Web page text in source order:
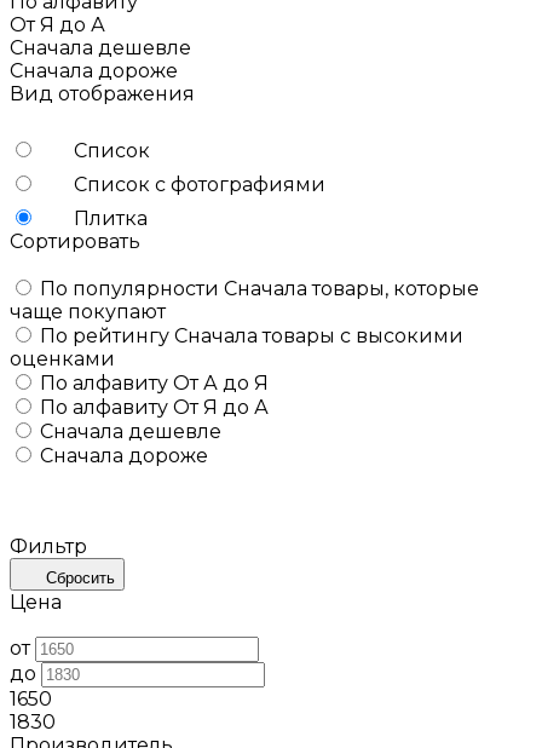
От Я до А
Сначала дешевле
Сначала дороже
Вид отображения
Список
Список с фотографиями
Плитка
Сортировать
По популярности Сначала товары, которые
чаще покупают
По рейтингу Сначала товары с высокими
оценками
По алфавиту От А до Я
По алфавиту От Я до А
Сначала дешевле
Сначала дороже
Фильтр
Сбросить
Цена
от
до
1650
1830